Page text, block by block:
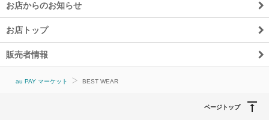
お店からのお知らせ
お店トップ
販売者情報
au PAY マーケット BEST WEAR
ページトップ